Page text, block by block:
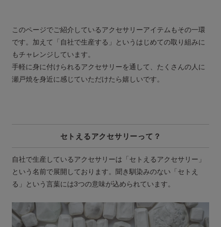
このページでご紹介しているアクセサリーアイテムもその一環
です。加えて「自社で生産する」というはじめての取り組みに
もチャレンジしています。
手軽に身に付けられるアクセサリーを通して、たくさんの人に
瀬戸焼を身近に感じていただけたら嬉しいです。
セトえるアクセサリーって？
自社で生産しているアクセサリーは「セトえるアクセサリー」
という名前で展開しております。聞き馴染みのない「セトえ
る」という言葉には3つの意味が込められています。